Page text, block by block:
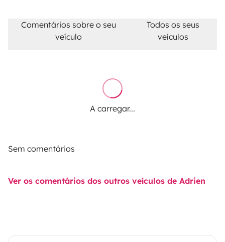
Comentários sobre o seu
veículo
Todos os seus
veículos
A carregar...
Sem comentários
Ver os comentários dos outros veículos de Adrien